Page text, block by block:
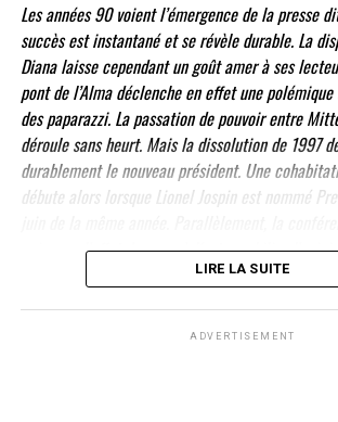
Les années 90 voient l’émergence de la presse
succès est instantané et se révèle durable. La
Diana laisse cependant un goût amer à ses
pont de l’Alma déclenche en effet une
des paparazzi. La passation de pouvoir entre
déroule sans heurt. Mais la dissolution de 1997
durablement le nouveau président. Une
débute alors lorsque Lionel Jospin est nommé
unies sur l’effet de serre à Kyoto mobilise
L’environnement s’impose dès lors comme un
rediffusion : dimanche 2 septembre à 17h30
LIRE LA SUITE
ADVERTISEMENT